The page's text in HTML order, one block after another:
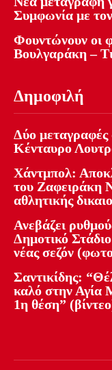
Συμφωνία με
Φουντώνουν οι
Βουλγαράκη –
Δημοφιλή
Δύο μεταγραφές
Κένταυρο
Χάντμπολ:
του Ζαφειράκη
αθλητικής
Ανεβάζει
Δημοτικό
νέας σεζόν
Σαντικίδης:
καλό στην Αγία
1η θέση”